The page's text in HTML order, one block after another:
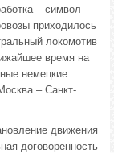
– символ
приходилось
локомотив
время на
немецкие
– Санкт-
движения
договоренность